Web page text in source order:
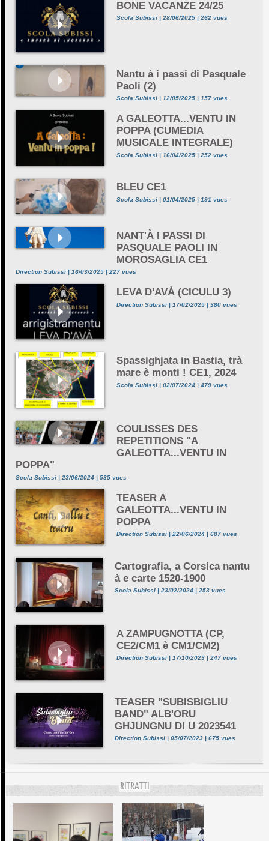
BONE VACANZE 24/25
Scola Subissi | 28/06/2025 | 262 vues
Nantu à i passi di Pasquale
Paoli (2)
Scola Subissi | 12/05/2025 | 157 vues
A GALEOTTA...VENTU IN
POPPA (CUMEDIA
MUSICALE INTEGRALE)
Scola Subissi | 16/04/2025 | 252 vues
BLEU CE1
Scola Subissi | 01/04/2025 | 191 vues
NANT'À I PASSI DI
PASQUALE PAOLI IN
MOROSAGLIA CE1
Direction Subissi | 16/03/2025 | 227 vues
LEVA D'AVÀ (CICULU 3)
Direction Subissi | 17/02/2025 | 380 vues
Spassighjata in Bastia, trà
mare è monti ! CE1, 2024
Scola Subissi | 02/07/2024 | 479 vues
COULISSES DES
REPETITIONS "A
GALEOTTA...VENTU IN
POPPA"
Scola Subissi | 23/06/2024 | 535 vues
TEASER A
GALEOTTA...VENTU IN
POPPA
Direction Subissi | 22/06/2024 | 687 vues
Cartografia, a Corsica nantu
à e carte 1520-1900
Scola Subissi | 23/02/2024 | 253 vues
A ZAMPUGNOTTA (CP,
CE2/CM1 è CM1/CM2)
Direction Subissi | 17/10/2023 | 247 vues
TEASER "SUBISBIGLIU
BAND" ALB'ORU
GHJUNGNU DI U 2023541
Direction Subissi | 05/07/2023 | 675 vues
RITRATTI